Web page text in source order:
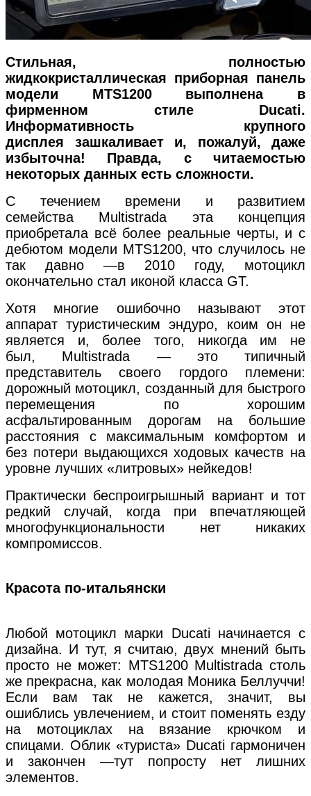
Стильная, полностью
жидкокристаллическая приборная панель
модели MTS1200 выполнена в
фирменном стиле Ducati.
Информативность крупного
дисплея зашкаливает и, пожалуй, даже
избыточна! Правда, с читаемостью
некоторых данных есть сложности.
С течением времени и развитием
семейства Multistrada эта концепция
приобретала всё более реальные черты, и с
дебютом модели MTS1200, что случилось не
так давно —в 2010 году, мотоцикл
окончательно стал иконой класса GT.
Хотя многие ошибочно называют этот
аппарат туристическим эндуро, коим он не
является и, более того, никогда им не
был, Multistrada — это типичный
представитель своего гордого племени:
дорожный мотоцикл, созданный для быстрого
перемещения по хорошим
асфальтированным дорогам на большие
расстояния с максимальным комфортом и
без потери выдающихся ходовых качеств на
уровне лучших «литровых» нейкедов!
Практически беспроигрышный вариант и тот
редкий случай, когда при впечатляющей
многофункциональности нет никаких
компромиссов.
Красота по-итальянски
Любой мотоцикл марки Ducati начинается с
дизайна. И тут, я считаю, двух мнений быть
просто не может: MTS1200 Multistrada столь
же прекрасна, как молодая Моника Беллуччи!
Если вам так не кажется, значит, вы
ошиблись увлечением, и стоит поменять езду
на мотоциклах на вязание крючком и
спицами. Облик «туриста» Ducati гармоничен
и закончен —тут попросту нет лишних
элементов.